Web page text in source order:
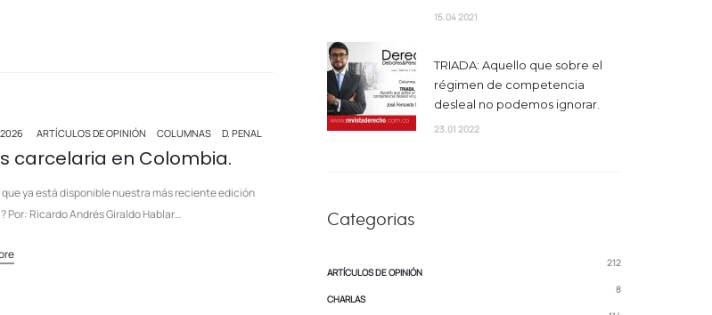
ARTÍCULOS DE OPINIÓN COLUMNAS D. PENAL
carcelaria en Colombia.
que ya está disponible nuestra más reciente edición
Por: Ricardo Andrés Giraldo Hablar…
15.04 2021
TRIADA: Aquello que sobre el
régimen de competencia
desleal no podemos ignorar.
23.01 2022
Categorias
ARTÍCULOS DE OPINIÓN
212
CHARLAS
8